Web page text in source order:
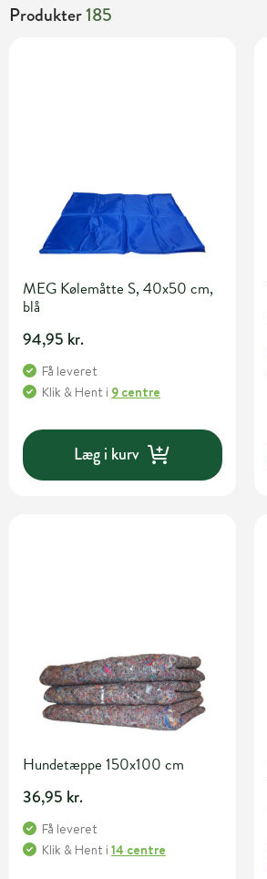
Produkter185
MEG Kølemåtte S, 40x50 cm,
blå
94,95 kr.
Få leveret
Klik & Hent i 9 centre
Læg i kurv
Hundetæppe 150x100 cm
36,95 kr.
Få leveret
Klik & Hent i 14 centre